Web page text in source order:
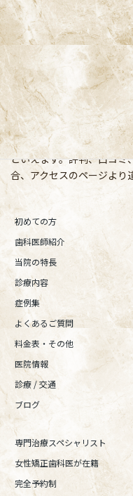
阿佐ヶ谷ことぶき歯科・矯
〒166-0004 東京都杉並区
阿佐ヶ谷の歯医者「阿佐ヶ
央線(快速)「阿佐ケ谷駅」
徒歩0分 / 東京メトロ丸ノ
ぐでとても通いやすい場所
宿、東京都内、隣接県や遠
といえます。評判、口コミ
合、アクセスのページより
初めての方
歯科医師紹介
当院の特長
診療内容
症例集
よくあるご質問
料金表・その他
医院情報
診療 / 交通
ブログ
専門治療スペシャリスト
女性矯正歯科医が在籍
完全予約制